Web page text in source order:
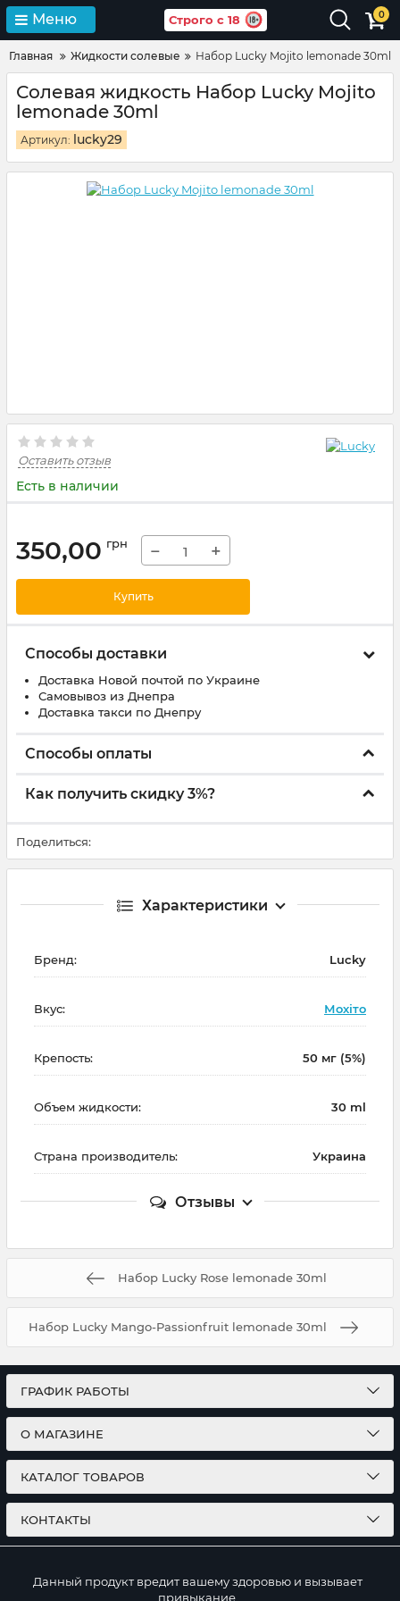
Меню Строго с 18 0
Главная Жидкости солевые Набор Lucky Mojito lemonade 30ml
Солевая жидкость Набор Lucky Mojito
lemonade 30ml
Артикул: lucky29
Оставить отзыв
Есть в наличии
350,00 грн − +
Купить
Способы доставки
Доставка Новой почтой по Украине
Самовывоз из Днепра
Доставка такси по Днепру
Способы оплаты
Как получить скидку 3%?
Поделиться:
Характеристики
Бренд: Lucky
Вкус: Мохіто
Крепость: 50 мг (5%)
Объем жидкости: 30 ml
Страна производитель: Украина
Отзывы
Набор Lucky Rose lemonade 30ml
Набор Lucky Mango-Passionfruit lemonade 30ml
ГРАФИК РАБОТЫ
О МАГАЗИНЕ
КАТАЛОГ ТОВАРОВ
КОНТАКТЫ
Данный продукт вредит вашему здоровью и вызывает
привыкание.